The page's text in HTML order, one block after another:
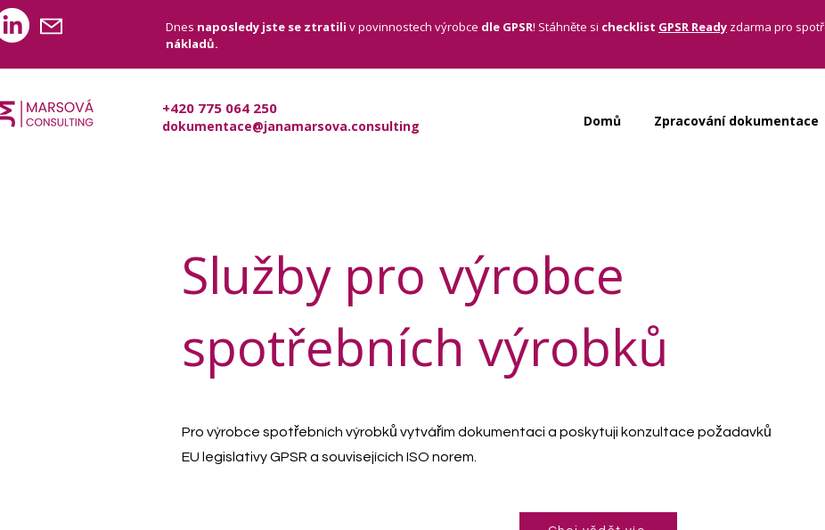
Dnes naposledy jste se ztratili v povinnostech výrobce dle GPSR! Stáhněte si checklist GPSR Ready zdarma pro
nákladů.
Domů Zpracování dokumentace
Služby pro výrobce
spotřebních výrobků
Pro výrobce spotřebních výrobků vytvářím dokumentaci a poskytuji konzultace požadavků
EU legislativy GPSR a souvisejících ISO norem.
+420 775 064 250
dokumentace@janamarsova.consulting